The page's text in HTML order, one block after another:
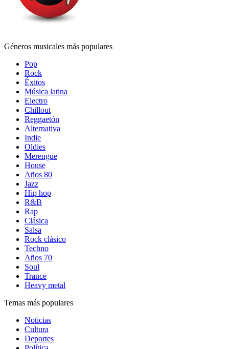
Géneros musicales más populares
Pop
Rock
Éxitos
Música latina
Electro
Chillout
Reggaetón
Alternativa
Indie
Oldies
Merengue
House
Años 80
Jazz
Hip hop
R&B
Rap
Clásica
Salsa
Rock clásico
Techno
Años 70
Soul
Trance
Heavy metal
Temas más populares
Noticias
Cultura
Deportes